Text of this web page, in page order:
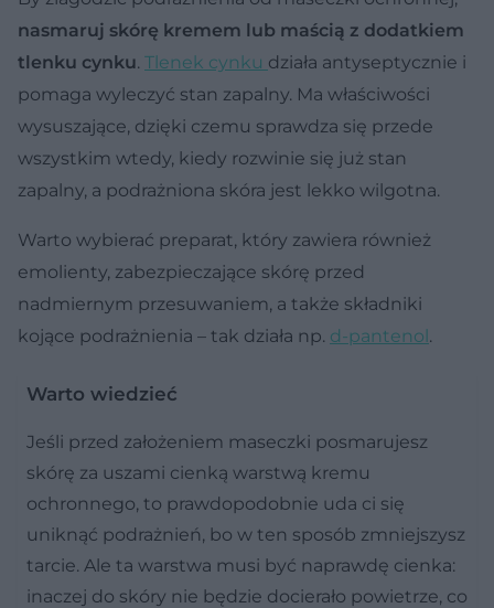
nasmaruj skórę kremem lub maścią z dodatkiem
tlenku cynku. Tlenek cynku działa antyseptycznie i
pomaga wyleczyć stan zapalny. Ma właściwości
wysuszające, dzięki czemu sprawdza się przede
wszystkim wtedy, kiedy rozwinie się już stan
zapalny, a podrażniona skóra jest lekko wilgotna.
Warto wybierać preparat, który zawiera również
emolienty, zabezpieczające skórę przed
nadmiernym przesuwaniem, a także składniki
kojące podrażnienia – tak działa np. d-pantenol.
Warto wiedzieć
Jeśli przed założeniem maseczki posmarujesz
skórę za uszami cienką warstwą kremu
ochronnego, to prawdopodobnie uda ci się
uniknąć podrażnień, bo w ten sposób zmniejszysz
tarcie. Ale ta warstwa musi być naprawdę cienka:
inaczej do skóry nie będzie docierało powietrze, co